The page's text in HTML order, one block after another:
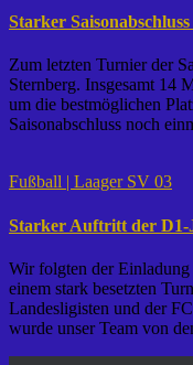
Starker
Zum letzten Turnier der
Sternberg. Insgesamt 14
um die bestmöglichen
Saisonabschluss noch
Fußball | Laager SV 03
Starker Auftritt der D1-
Wir folgten der
einem stark besetzten
Landesligisten und der
wurde unser Team von